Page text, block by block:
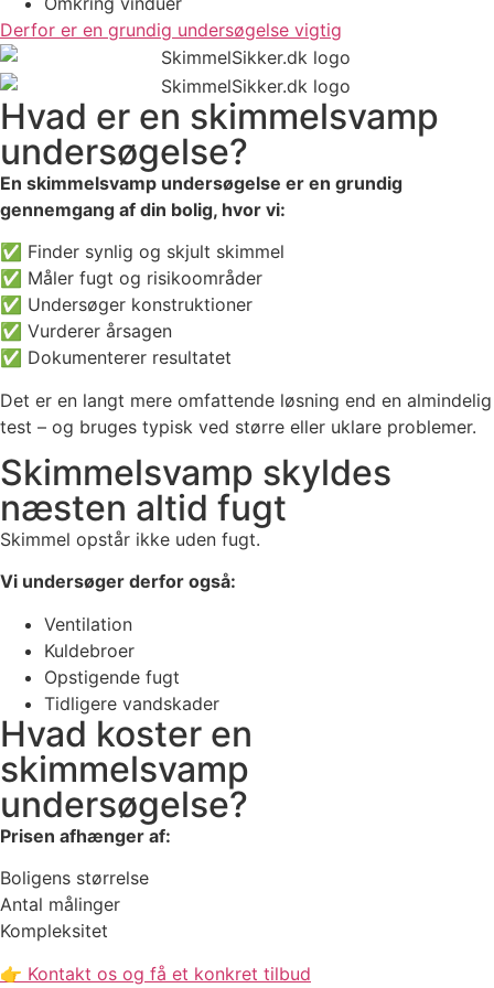
Derfor er en grundig undersøgelse vigtig
Hvad er en skimmelsvamp
undersøgelse?
En skimmelsvamp undersøgelse er en grundig
gennemgang af din bolig, hvor vi:
✅ Finder synlig og skjult skimmel
✅ Måler fugt og risikoområder
✅ Undersøger konstruktioner
✅ Vurderer årsagen
✅ Dokumenterer resultatet
Det er en langt mere omfattende løsning end en almindelig
test – og bruges typisk ved større eller uklare problemer.
Skimmelsvamp skyldes
næsten altid fugt
Skimmel opstår ikke uden fugt.
Vi undersøger derfor også:
Ventilation
Kuldebroer
Opstigende fugt
Tidligere vandskader
Hvad koster en
skimmelsvamp
undersøgelse?
Prisen afhænger af:
Boligens størrelse
Antal målinger
Kompleksitet
👉 Kontakt os og få et konkret tilbud